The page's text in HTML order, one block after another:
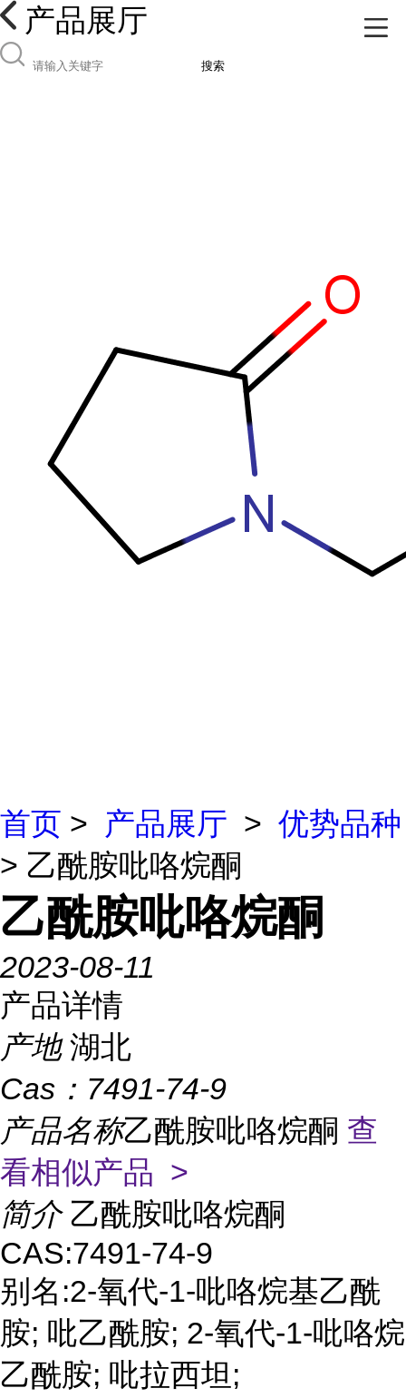
产品展厅
搜索
首页 > 产品展厅 > 优势品种
> 乙酰胺吡咯烷酮
乙酰胺吡咯烷酮
2023-08-11
产品详情
产地 湖北
Cas： 7491-74-9
产品名称乙酰胺吡咯烷酮 查
看相似产品 >
简介 乙酰胺吡咯烷酮
CAS:7491-74-9
别名:2-氧代-1-吡咯烷基乙酰
胺; 吡乙酰胺; 2-氧代-1-吡咯烷
乙酰胺; 吡拉西坦;